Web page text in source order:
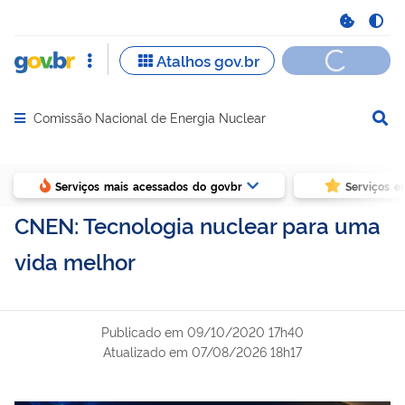
Abrir menu principal de navegação
Comissão Nacional de Energia Nuclear
Serviços mais acessados do govbr Serviços
CNEN: Tecnologia nuclear para uma
vida melhor
Publicado em 09/10/2020 17h40
Atualizado em 07/08/2026 18h17